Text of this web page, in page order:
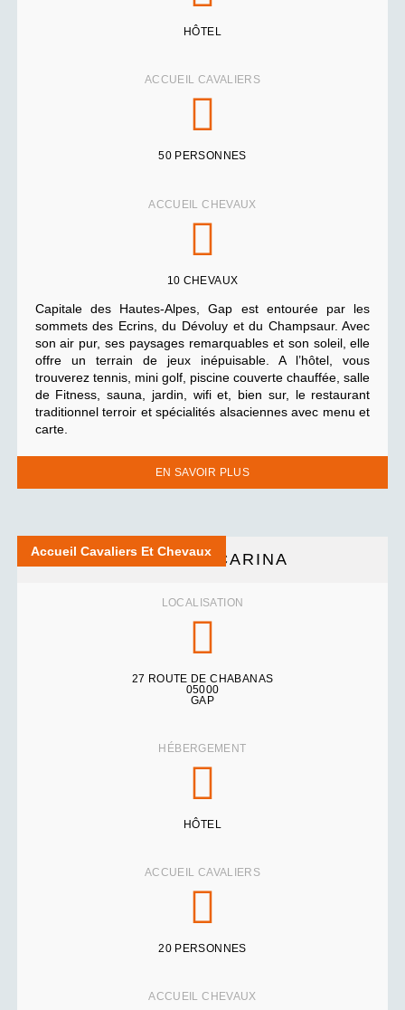
HÔTEL
ACCUEIL CAVALIERS
50 PERSONNES
ACCUEIL CHEVAUX
10 CHEVAUX
Capitale des Hautes-Alpes, Gap est entourée par les
sommets des Ecrins, du Dévoluy et du Champsaur. Avec
son air pur, ses paysages remarquables et son soleil, elle
offre un terrain de jeux inépuisable. A l’hôtel, vous
trouverez tennis, mini golf, piscine couverte chauffée, salle
de Fitness, sauna, jardin, wifi et, bien sur, le restaurant
traditionnel terroir et spécialités alsaciennes avec menu et
carte.
EN SAVOIR PLUS
Accueil Cavaliers Et Chevaux
HÔTEL LE CARINA
LOCALISATION
27 ROUTE DE CHABANAS
05000
GAP
HÉBERGEMENT
HÔTEL
ACCUEIL CAVALIERS
20 PERSONNES
ACCUEIL CHEVAUX